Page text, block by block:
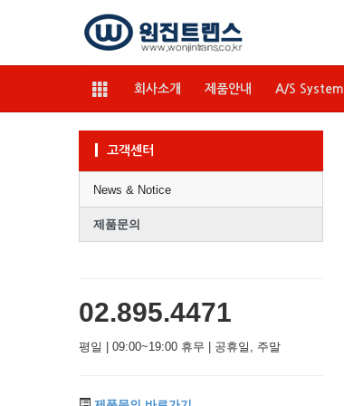
회사소개 제품안내 A/S System
고객센터
News & Notice
제품문의
02.895.4471
평일 | 09:00~19:00 휴무 | 공휴일, 주말